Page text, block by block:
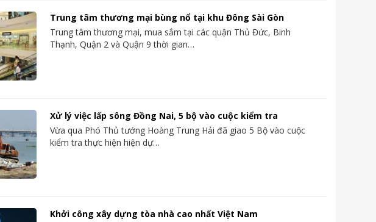
Trung tâm thương mại bùng nổ tại khu Đông Sài Gòn
Trung tâm thương mại, mua sắm tại các quận Thủ Đức, Binh
Thạnh, Quận 2 và Quận 9 thời gian…
Xử lý việc lấp sông Đồng Nai, 5 bộ vào cuộc kiểm tra
Vừa qua Phó Thủ tướng Hoàng Trung Hải đã giao 5 Bộ vào cuộc
kiểm tra thực hiện hiện dự…
Khởi công xây dựng tòa nhà cao nhất Việt Nam